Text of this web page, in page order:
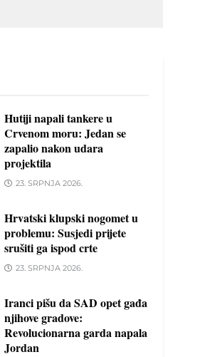
Hutiji napali tankere u
Crvenom moru: Jedan se
zapalio nakon udara
projektila
23. SRPNJA 2026.
Hrvatski klupski nogomet u
problemu: Susjedi prijete
srušiti ga ispod crte
23. SRPNJA 2026.
Iranci pišu da SAD opet gađa
njihove gradove:
Revolucionarna garda napala
Jordan